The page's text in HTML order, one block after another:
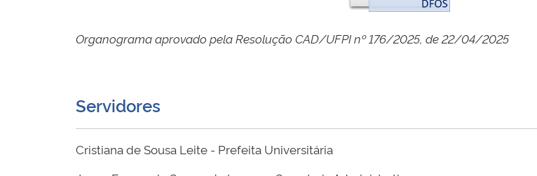
Organograma aprovado pela Resolução CAD/UFPI nº 176/2025, de 22/04/2025
Servidores
Cristiana de Sousa Leite - Prefeita Universitária